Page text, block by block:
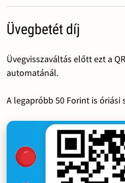
Üvegbetét díj
Üvegvisszaváltás előtt ezt a
automatánál.
A legapróbb 50 Forint is óriási